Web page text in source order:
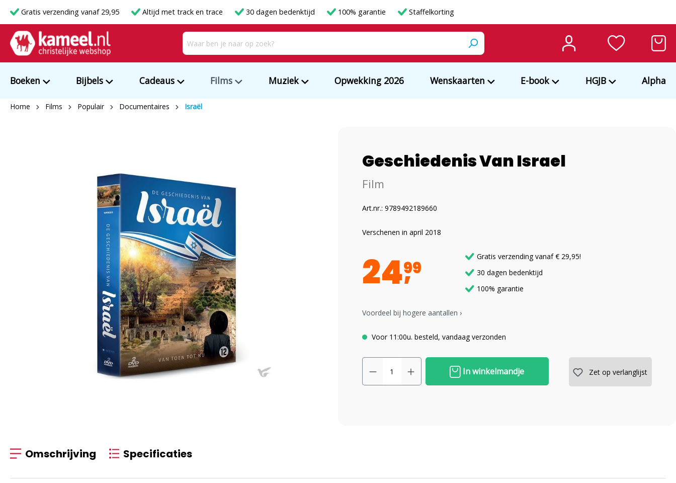
Gratis verzending vanaf 29,95 Altijd met track en trace 30 dagen bedenktijd 100% garantie Staffelkorting
Boeken Bijbels Cadeaus Films Muziek Opwekking 2026 Wenskaarten E-book HGJB Alpha
Home Films Populair Documentaires Israël
Geschiedenis Van Israel
Film
Art.nr.: 9789492189660
Verschenen in april 2018
2499
Gratis verzending vanaf € 29,95!
30 dagen bedenktijd
100% garantie
Voordeel bij hogere aantallen ›
Voor 11:00u. besteld, vandaag verzonden
In winkelmandje Zet op verlanglijst
Omschrijving Specificaties